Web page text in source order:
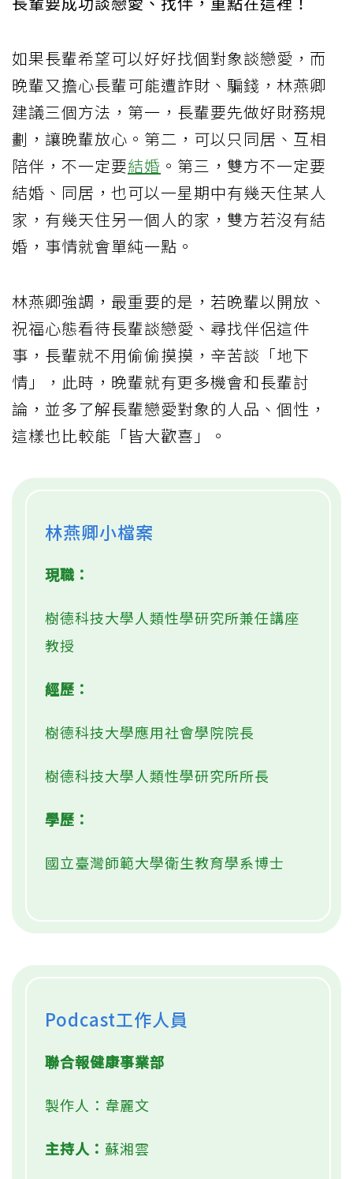
如果長輩希望可以好好找個對象談戀愛，而
晚輩又擔心長輩可能遭詐財、騙錢，林燕卿
建議三個方法，第一，長輩要先做好財務規
劃，讓晚輩放心。第二，可以只同居、互相
陪伴，不一定要結婚 。第三，雙方不一定要
結婚、同居，也可以一星期中有幾天住某人
家，有幾天住另一個人的家，雙方若沒有結
婚，事情就會單純一點。
林燕卿強調，最重要的是，若晚輩以開放、
祝福心態看待長輩談戀愛、尋找伴侶這件
事，長輩就不用偷偷摸摸，辛苦談「地下
情」，此時，晚輩就有更多機會和長輩討
論，並多了解長輩戀愛對象的人品、個性，
這樣也比較能「皆大歡喜」。
林燕卿小檔案
現職：
樹德科技大學人類性學研究所兼任講座
教授
經歷：
樹德科技大學應用社會學院院長
樹德科技大學人類性學研究所所長
學歷：
國立臺灣師範大學衛生教育學系博士
Podcast工作人員
聯合報健康事業部
製作人：韋麗文
主持人： 蘇湘雲